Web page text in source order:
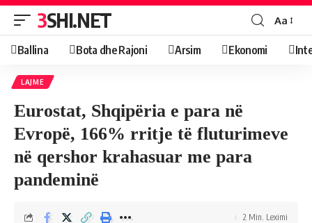
3SHI.NET Aa
Ballina Bota dhe Rajoni Arsim Ekonomi
LAJME
Eurostat, Shqipëria e para në
Evropë, 166% rritje të fluturimeve
në qershor krahasuar me para
pandeminë
2 Min. Leximi